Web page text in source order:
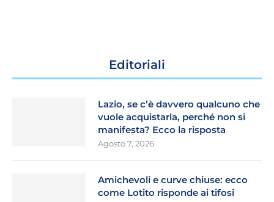
Editoriali
Lazio, se c’è davvero qualcuno che
vuole acquistarla, perché non si
manifesta? Ecco la risposta
Agosto 7, 2026
Amichevoli e curve chiuse: ecco
come Lotito risponde ai tifosi